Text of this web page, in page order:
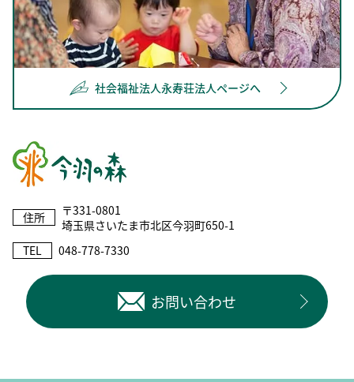
社会福祉法人永寿荘法人ページへ
住所
〒331-0801
埼玉県さいたま市北区今羽町650-1
TEL
048-778-7330
お問い合わせ